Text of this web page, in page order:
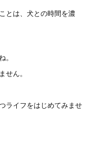
とは、犬との時間を濃
ん。
ライフをはじめてみませ